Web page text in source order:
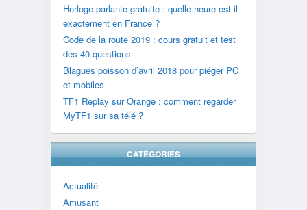
Horloge parlante gratuite : quelle heure est-il
exactement en France ?
Code de la route 2019 : cours gratuit et test
des 40 questions
Blagues poisson d’avril 2018 pour piéger PC
et mobiles
TF1 Replay sur Orange : comment regarder
MyTF1 sur sa télé ?
CATÉGORIES
Actualité
Amusant